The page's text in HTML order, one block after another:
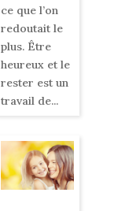
ce que l’on
redoutait le
plus. Être
heureux et le
rester est un
travail de...